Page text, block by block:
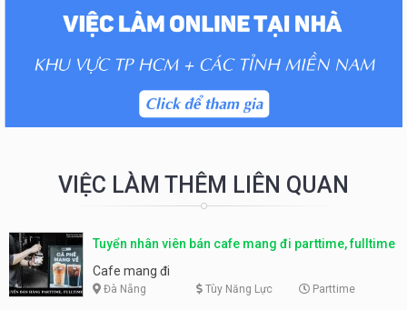
VIỆC LÀM THÊM LIÊN QUAN
Tuyển nhân viên bán cafe mang đi parttime, fulltime
Cafe mang đi
Đà Nẵng Tùy Năng Lực Parttime